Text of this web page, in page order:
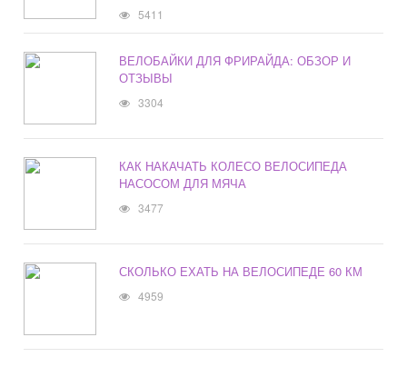
5411
ВЕЛОБАЙКИ ДЛЯ ФРИРАЙДА: ОБЗОР И
ОТЗЫВЫ
3304
КАК НАКАЧАТЬ КОЛЕСО ВЕЛОСИПЕДА
НАСОСОМ ДЛЯ МЯЧА
3477
СКОЛЬКО ЕХАТЬ НА ВЕЛОСИПЕДЕ 60 КМ
4959